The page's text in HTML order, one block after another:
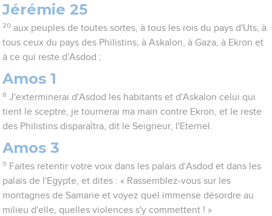
Jérémie 25
20 aux peuples de toutes sortes, à tous les rois du pays d'Uts, à
tous ceux du pays des Philistins, à Askalon, à Gaza, à Ekron et
à ce qui reste d'Asdod ;
Amos 1
8 J'exterminerai d'Asdod les habitants et d'Askalon celui qui
tient le sceptre, je tournerai ma main contre Ekron, et le reste
des Philistins disparaîtra, dit le Seigneur, l'Eternel.
Amos 3
9 Faites retentir votre voix dans les palais d'Asdod et dans les
palais de l'Egypte, et dites : « Rassemblez-vous sur les
montagnes de Samarie et voyez quel immense désordre au
milieu d'elle, quelles violences s'y commettent ! »